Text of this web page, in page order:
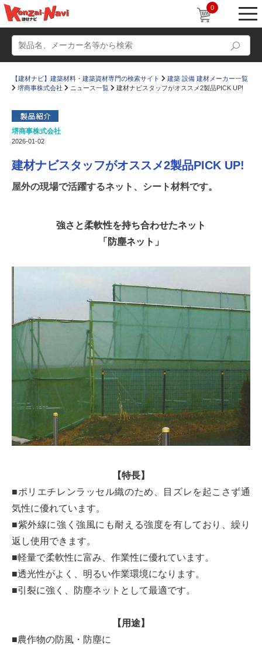
0
かたなび コラム
すまいリング 設計士インタビュー
【建材ナビ】建築材料・建築資材専門の検索サイト
建築 設備 建材メーカー一覧
堺商事株式会社
ニュース一覧 建材ナビスタッフがオススメ2製品PICK UP!
堺商事株式会社
2026-01-02
建材ナビスタッフがオススメ2製品PICK UP!
屋外の現場で活躍するネット、シート材料です。
強さと柔軟性を持ち合わせたネット
「防塵ネット」
【特長】
■ポリエチレンラッセル織のため、目ズレを起こさず通
気性に優れています。
■紫外線に強く強風にも耐える強度を有しており、繰り
返し使用できます。
■軽量で柔軟性に富み、作業性に優れています。
■透光性がよく、明るい作業環境になります。
■引裂に強く、防塵ネットとして最適です。
【用途】
■農作物の防風・防塵に